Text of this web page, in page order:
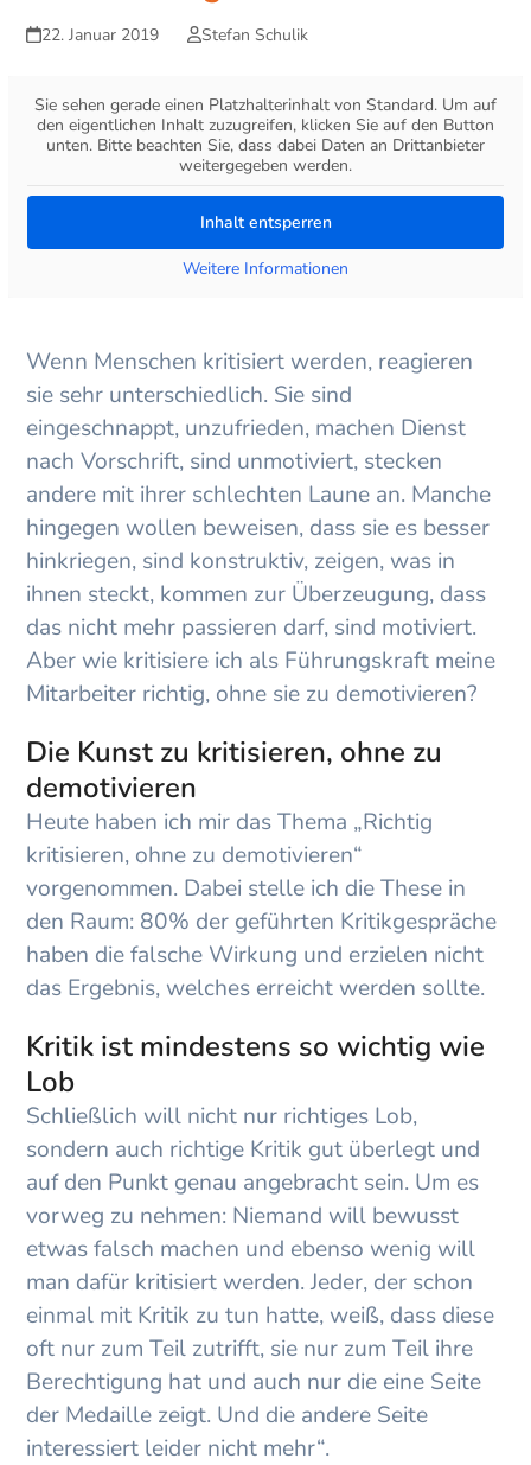
22. Januar 2019 Stefan Schulik
Sie sehen gerade einen Platzhalterinhalt von Standard. Um auf
den eigentlichen Inhalt zuzugreifen, klicken Sie auf den Button
unten. Bitte beachten Sie, dass dabei Daten an Drittanbieter
weitergegeben werden.
Inhalt entsperren
Weitere Informationen
Wenn Menschen kritisiert werden, reagieren
sie sehr unterschiedlich. Sie sind
eingeschnappt, unzufrieden, machen Dienst
nach Vorschrift, sind unmotiviert, stecken
andere mit ihrer schlechten Laune an. Manche
hingegen wollen beweisen, dass sie es besser
hinkriegen, sind konstruktiv, zeigen, was in
ihnen steckt, kommen zur Überzeugung, dass
das nicht mehr passieren darf, sind motiviert.
Aber wie kritisiere ich als Führungskraft meine
Mitarbeiter richtig, ohne sie zu demotivieren?
Die Kunst zu kritisieren, ohne zu
demotivieren
Heute haben ich mir das Thema „Richtig
kritisieren, ohne zu demotivieren“
vorgenommen. Dabei stelle ich die These in
den Raum: 80% der geführten Kritikgespräche
haben die falsche Wirkung und erzielen nicht
das Ergebnis, welches erreicht werden sollte.
Kritik ist mindestens so wichtig wie
Lob
Schließlich will nicht nur richtiges Lob,
sondern auch richtige Kritik gut überlegt und
auf den Punkt genau angebracht sein. Um es
vorweg zu nehmen: Niemand will bewusst
etwas falsch machen und ebenso wenig will
man dafür kritisiert werden. Jeder, der schon
einmal mit Kritik zu tun hatte, weiß, dass diese
oft nur zum Teil zutrifft, sie nur zum Teil ihre
Berechtigung hat und auch nur die eine Seite
der Medaille zeigt. Und die andere Seite
interessiert leider nicht mehr“.